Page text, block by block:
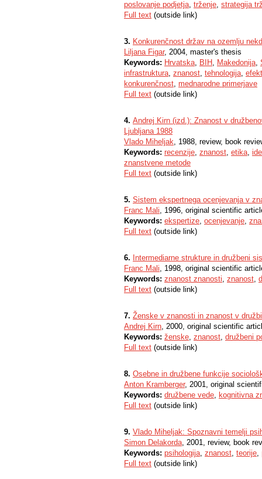
poslovanje podjetja, trženje, strategija
Full text (outside link)
3. Konkurenčnost držav na ozemlju
Liljana Figar, 2004, master's thesis
Keywords: Hrvatska, BIH , Makedonija,
infrastruktura, znanost, tehnologija,
konkurenčnost, mednarodne primerjave
Full text (outside link)
4. Andrej Kirn (izd.): Znanost v
Ljubljana 1988
Vlado Miheljak, 1988, review, book
Keywords: recenzije, znanost, etika,
znanstvene metode
Full text (outside link)
5. Sistem ekspertnega ocenjevanja v
Franc Mali, 1996, original scientific
Keywords: ekspertize, ocenjevanje,
Full text (outside link)
6. Intermediarne strukture in družbeni
Franc Mali, 1998, original scientific
Keywords: znanost znanosti, znanost,
Full text (outside link)
7. Ženske v znanosti in znanost v družbi
Andrej Kirn, 2000, original scientific
Keywords: ženske, znanost, družbeni
Full text (outside link)
8. Osebne in družbene funkcije
Anton Kramberger, 2001, original
Keywords: družbene vede, kognitivna
Full text (outside link)
9. Vlado Miheljak: Spoznavni temelji
Simon Delakorda, 2001, review, book
Keywords: psihologija, znanost, teorije,
Full text (outside link)